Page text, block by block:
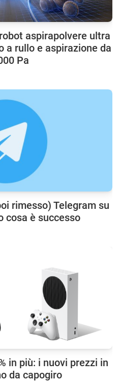
aspirapolvere ultra
a rullo e aspirazione da
Pa
rimesso) Telegram su
cosa è successo
in più: i nuovi prezzi in
da capogiro